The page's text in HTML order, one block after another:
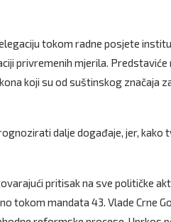
tokom radne posjete
privremenih mjerila. Predstaviće
koji su od suštinskog značaja
dalje događaje, jer, kako
pritisak na sve političke
tokom mandata 43. Vlade Crne